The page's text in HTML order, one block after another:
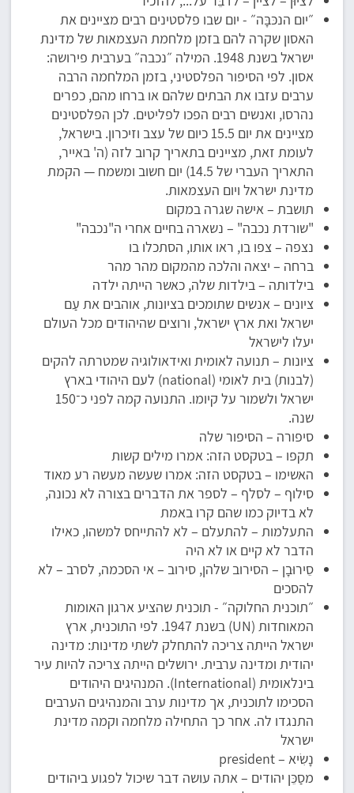
״יום הנכּבָּה״ - יום שבו פלסטינים רבים מציינים את
האסון שקרה להם בזמן מלחמת העצמאות של מדינת
ישראל בשנת 1948. המילה ״נכבה״ בערבית פירושה:
אסון. לפי הסיפור הפלסטיני, בזמן המלחמה הרבה
ערבים עזבו את הבתים שלהם או ברחו מהם, כפרים
נהרסו, ואנשים רבים הפכו לפליטים. לכן הפלסטינים
מציינים את יום 15.5 כיום של עצב וזיכרון. בישראל,
לעומת זאת, מציינים בתאריך קרוב לזה (ה' באייר,
התאריך העברי של 14.5) יום חשוב ומשמח — הקמת
מדינת ישראל ויום העצמאות.
תושבת – אישה שגרה במקום
"שורדת נכבה" – נשארה בחיים אחרי ה"נכבה"
נצפה – צפו בו, ראו אותו, הסתכלו בו
ברחה – יצאה והלכה מהמקום מהר מהר
בילדותה – בילדות שלה, כאשר הייתה ילדה
ציונים – אנשים שתומכים בציונות, אוהבים את עַם
ישראל ואת ארץ ישראל, ורוצים שהיהודים מכל העולם
יעלו לישראל
ציונות – תנועה לאומית ואידאולוגיה שמטרתה להקים
(לבנות) בית לאומי (national) לעם היהודי בארץ
ישראל ולשמור על קיומו. התנועה קמה לפני כ־150
שנה.
סיפורה – הסיפור שלה
תקפו – בטקסט הזה: אמרו מילים קשות
האשימו – בטקסט הזה: אמרו שעשה מעשה רע מאוד
סילוף – לסלף – לספר את הדברים בצורה לא נכונה,
לא בדיוק כמו שהם קרו באמת
התעלמות – להתעלם – לא להתייחס למשהו, כאילו
הדבר לא קיים או לא היה
סֵירוּבָן – הסירוב שלהן, סירוב – אי הסכמה, לסרב – לא
להסכים
״תוכנית החלוקה״ - תוכנית שהציע ארגון האומות
המאוחדות (UN) בשנת 1947. לפי התוכנית, ארץ
ישראל הייתה צריכה להתחלק לשתי מדינות: מדינה
יהודית ומדינה ערבית. ירושלים הייתה צריכה להיות עיר
בינלאומית (International). המנהיגים היהודים
הסכימו לתוכנית, אך מדינות ערב והמנהיגים הערבים
התנגדו לה. אחר כך התחילה מלחמה וקמה מדינת
ישראל
נָשִׂיא – president
מסַכֵּן יהודים – אתה עושה דבר שיכול לפגוע ביהודים